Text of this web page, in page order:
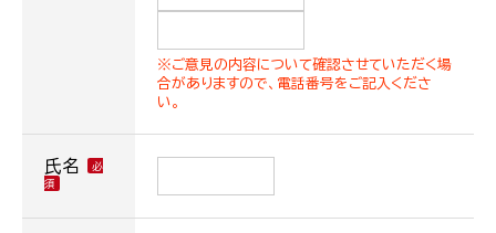
※ご意見の内容について確認させていただく場
合がありますので、電話番号をご記入くださ
い。
氏名